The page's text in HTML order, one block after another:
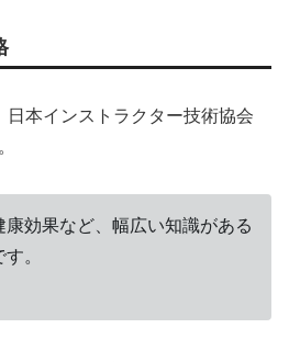
日本インストラクター技術協会
効果など、幅広い知識がある
。